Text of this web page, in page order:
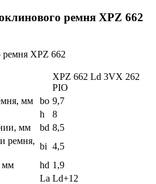
ремня XPZ 662
XPZ 662 Ld 3VX 262
PIO
мм
bo 9,7
h
8
мм
bd 8,5
ремня,
bi 4,5
мм
hd 1,9
La Ld+12